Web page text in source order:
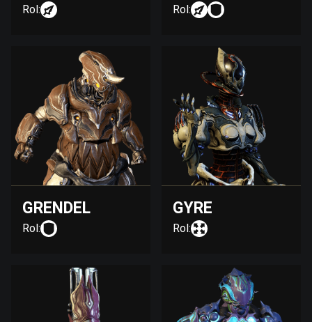
Rol: Rol:
GRENDEL
Rol:
GYRE
Rol: